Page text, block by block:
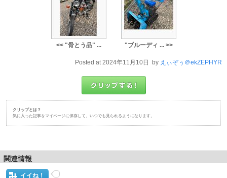
<< "骨とう品" ... "ブルーディ ... >>
Posted at 2024年11月10日 by えぃぞぅ＠ekZEPHYR
クリップとは？
気に入った記事をマイページに保存して、いつでも見られるようになります。
関連情報
イイね！